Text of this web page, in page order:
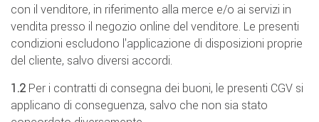
con il venditore, in riferimento alla merce e/o ai servizi in
vendita presso il negozio online del venditore. Le presenti
condizioni escludono l'applicazione di disposizioni proprie
del cliente, salvo diversi accordi.
1.2 Per i contratti di consegna dei buoni, le presenti CGV si
applicano di conseguenza, salvo che non sia stato